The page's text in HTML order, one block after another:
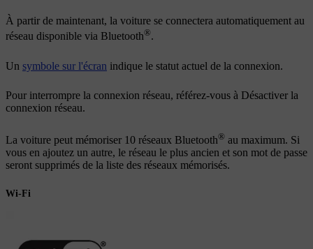
À partir de maintenant, la voiture se connectera automatiquement au
réseau disponible via Bluetooth®.
Un symbole sur l'écran indique le statut actuel de la connexion.
Pour interrompre la connexion réseau, référez-vous à Désactiver la
connexion réseau.
La voiture peut mémoriser 10 réseaux Bluetooth® au maximum. Si
vous en ajoutez un autre, le réseau le plus ancien et son mot de passe
seront supprimés de la liste des réseaux mémorisés.
Wi-Fi